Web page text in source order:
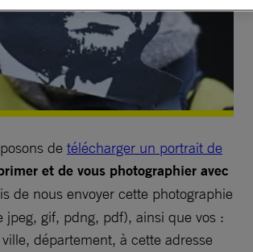
de télécharger un portrait de
et de vous photographier avec
de nous envoyer cette photographie
jpeg, gif, pdng, pdf), ainsi que vos :
département, à cette adresse